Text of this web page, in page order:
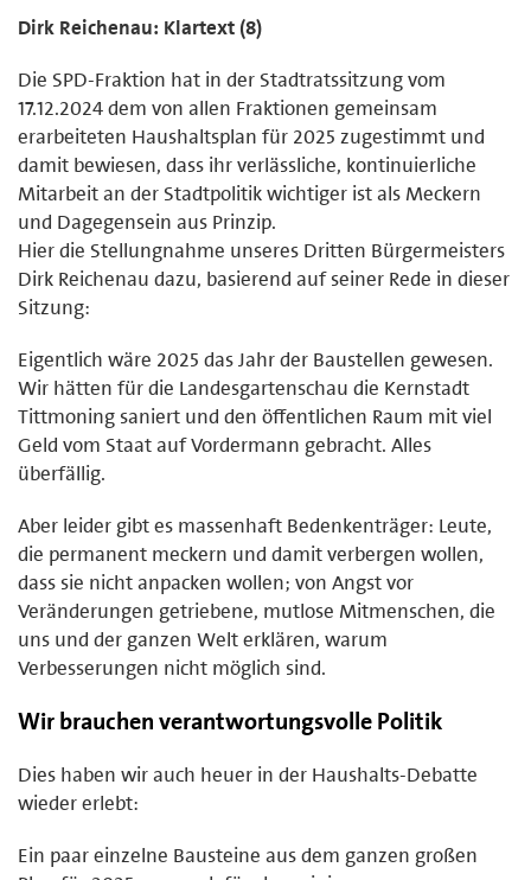
Dirk Reichenau: Klartext (8)
Die SPD-Fraktion hat in der Stadtratssitzung vom
17.12.2024 dem von allen Fraktionen gemeinsam
erarbeiteten Haushaltsplan für 2025 zugestimmt und
damit bewiesen, dass ihr verlässliche, kontinuierliche
Mitarbeit an der Stadtpolitik wichtiger ist als Meckern
und Dagegensein aus Prinzip.
Hier die Stellungnahme unseres Dritten Bürgermeisters
Dirk Reichenau dazu, basierend auf seiner Rede in dieser
Sitzung:
Eigentlich wäre 2025 das Jahr der Baustellen gewesen.
Wir hätten für die Landesgartenschau die Kernstadt
Tittmoning saniert und den öffentlichen Raum mit viel
Geld vom Staat auf Vordermann gebracht. Alles
überfällig.
Aber leider gibt es massenhaft Bedenkenträger: Leute,
die permanent meckern und damit verbergen wollen,
dass sie nicht anpacken wollen; von Angst vor
Veränderungen getriebene, mutlose Mitmenschen, die
uns und der ganzen Welt erklären, warum
Verbesserungen nicht möglich sind.
Wir brauchen verantwortungsvolle Politik
Dies haben wir auch heuer in der Haushalts-Debatte
wieder erlebt:
Ein paar einzelne Bausteine aus dem ganzen großen